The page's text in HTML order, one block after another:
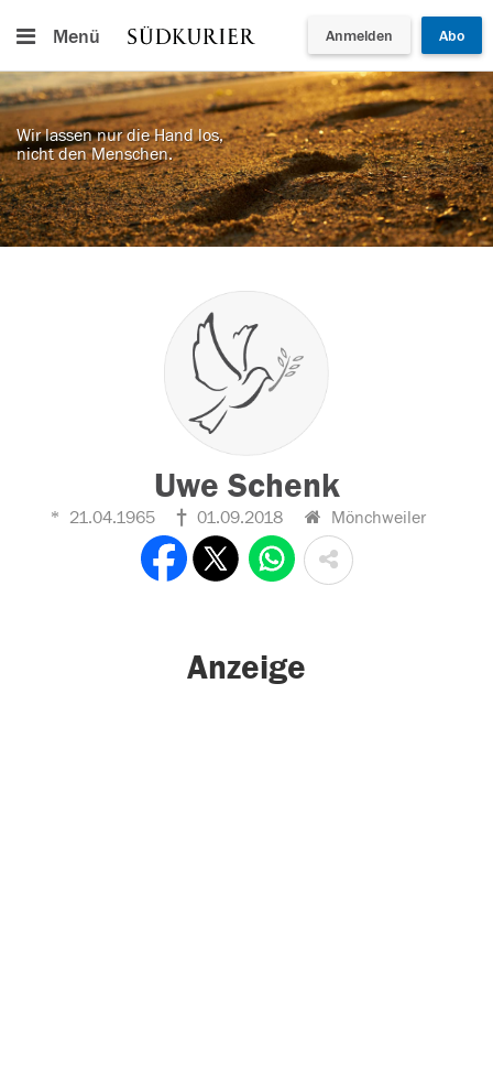
Menü Anmelden Abo
Wir lassen nur die Hand los,
nicht den Menschen.
Uwe Schenk
21.04.1965 01.09.2018 Mönchweiler
Anzeige